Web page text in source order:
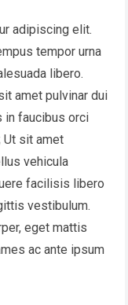
adipiscing elit.
tempor urna
libero.
amet pulvinar dui
in faucibus orci
Ut sit amet
vehicula
facilisis libero
vestibulum.
eget mattis
ac ante ipsum